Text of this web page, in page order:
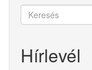
Keresés
Hírlevél